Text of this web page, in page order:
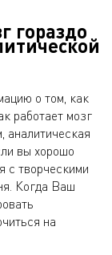
гораздо
о том, как
работает мозг
аналитическая
вы хорошо
с творческими
Когда Ваш
на